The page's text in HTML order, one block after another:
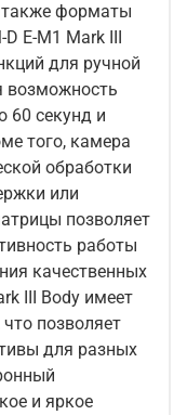
также форматы
для ручной
возможность
60 секунд и
того, камера
обработки
или
работы
качественных
позволяет
для разных
и яркое